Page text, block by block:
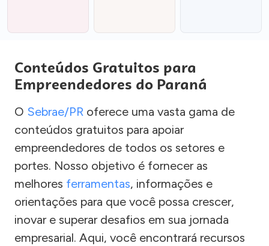
Conteúdos Gratuitos para
Empreendedores do Paraná
O Sebrae/PR oferece uma vasta gama de
conteúdos gratuitos para apoiar
empreendedores de todos os setores e
portes. Nosso objetivo é fornecer as
melhores ferramentas, informações e
orientações para que você possa crescer,
inovar e superar desafios em sua jornada
empresarial. Aqui, você encontrará recursos